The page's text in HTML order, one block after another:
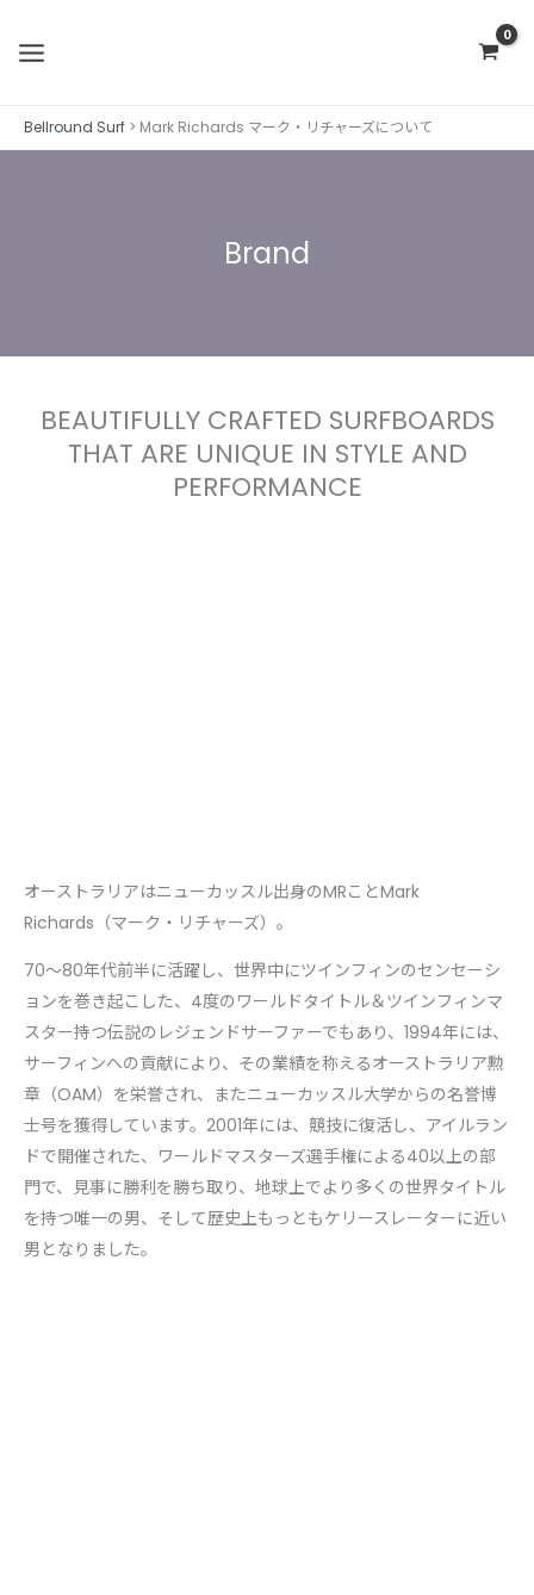
Bellround Surf > Mark Richards マーク・リチャーズについて
Brand
BEAUTIFULLY CRAFTED SURFBOARDS
THAT ARE UNIQUE IN STYLE AND
PERFORMANCE
オーストラリアはニューカッスル出身のMRことMark
Richards（マーク・リチャーズ）。
70～80年代前半に活躍し、世界中にツインフィンのセンセーシ
ョンを巻き起こした、4度のワールドタイトル＆ツインフィンマ
スター持つ伝説のレジェンドサーファーでもあり、1994年には、
サーフィンへの貢献により、その業績を称えるオーストラリア勲
章（OAM）を栄誉され、またニューカッスル大学からの名誉博
士号を獲得しています。2001年には、競技に復活し、アイルラン
ドで開催された、ワールドマスターズ選手権による40以上の部
門で、見事に勝利を勝ち取り、地球上でより多くの世界タイトル
を持つ唯一の男、そして歴史上もっともケリースレーターに近い
男となりました。